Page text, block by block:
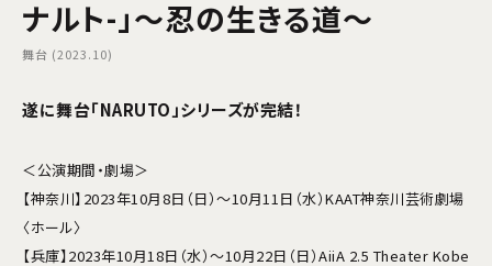
ナルト-」〜忍の生きる道〜
舞台 (2023.10)
遂に舞台「NARUTO」シリーズが完結！
＜公演期間・劇場＞
【神奈川】2023年10月8日（日）～10月11日（水）KAAT神奈川芸術劇場
〈ホール〉
【兵庫】2023年10月18日（水）～10月22日（日）AiiA 2.5 Theater Kobe